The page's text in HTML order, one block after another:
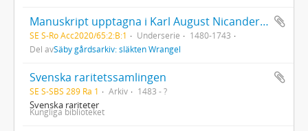
Manuskript upptagna i Karl August Nicanders handskrivna katalog
SE S-Ro Acc2020/65:2:B:1 Underserie
1480-1743
Del avSäby gårdsarkiv: släkten Wrangel
Svenska raritetssamlingen
SE S-SBS 289 Ra 1 Arkiv 1483 - ?
Svenska rariteter
Kungliga biblioteket